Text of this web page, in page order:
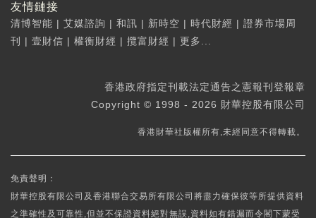
友情鏈接
清博智能 | 艾媒諮詢 | 和訊 | 新時空 | 時代財經 | 證券市場周
刊
| 壹財信 | 權衡財經 | 攬富財經 | 更多...
香港政府指定刊載法定通告之憲報刊登報章
Copyright © 1998 - 2026 財華控股有限公司
香港財華社版權所有,未經同意不得轉載。
免責聲明：
財華控股有限公司及香港聯合交易所有限公司將盡力確保彼等所提供資料
之準確性及可靠性,但並不保證資料絕對無誤,資料如有錯漏而令閣下蒙受